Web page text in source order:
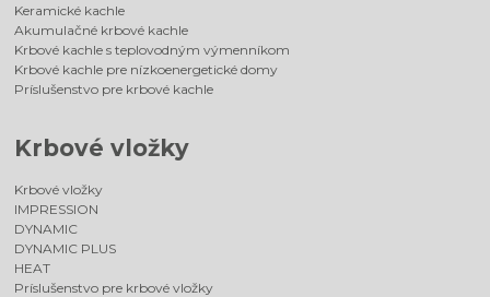
Keramické kachle
Akumulačné krbové kachle
Krbové kachle s teplovodným výmenníkom
Krbové kachle pre nízkoenergetické domy
Príslušenstvo pre krbové kachle
Krbové vložky
Krbové vložky
IMPRESSION
DYNAMIC
DYNAMIC PLUS
HEAT
Príslušenstvo pre krbové vložky